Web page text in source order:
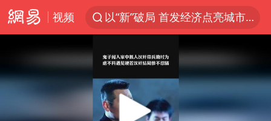
视频
以“新”破局 首发经济点亮城市消费活力
昆明石林火把节
外交部发言人就广岛核爆81周年等答记者问